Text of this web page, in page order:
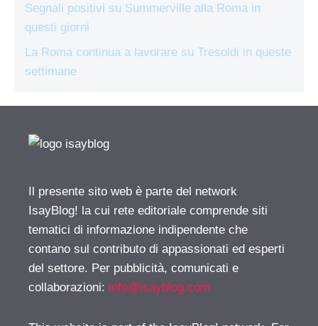
Segnali positivi su Summerville alla Roma in
questi giorni
La Roma continua a lavorare su Tresoldi in queste
settimane
Il presente sito web è parte del network
IsayBlog! la cui rete editoriale comprende siti
tematici di informazione indipendente che
contano sul contributo di appassionati ed esperti
del settore. Per pubblicità, comunicati e
collaborazioni: info@isayblog.com